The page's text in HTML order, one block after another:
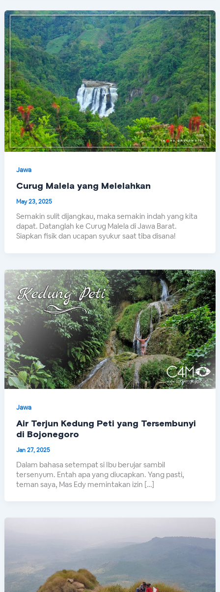
Jawa
Curug Malela yang Melelahkan
May 23, 2025
Semakin sulit dijangkau, maka semakin indah yang kita
dapat. Datanglah ke Curug Malela di Jawa Barat.
Siapkan fisik dan ucapan syukur saat tiba disana!
Jawa
Air Terjun Kedung Peti yang Tersembunyi
di Bojonegoro
Jan 27, 2025
Dalam bahasa setempat si Ibu berujar sambil
tersenyum. Entah apa yang diucapkan. Yang pasti,
teman saya, Mas Edy memintakan izin […]